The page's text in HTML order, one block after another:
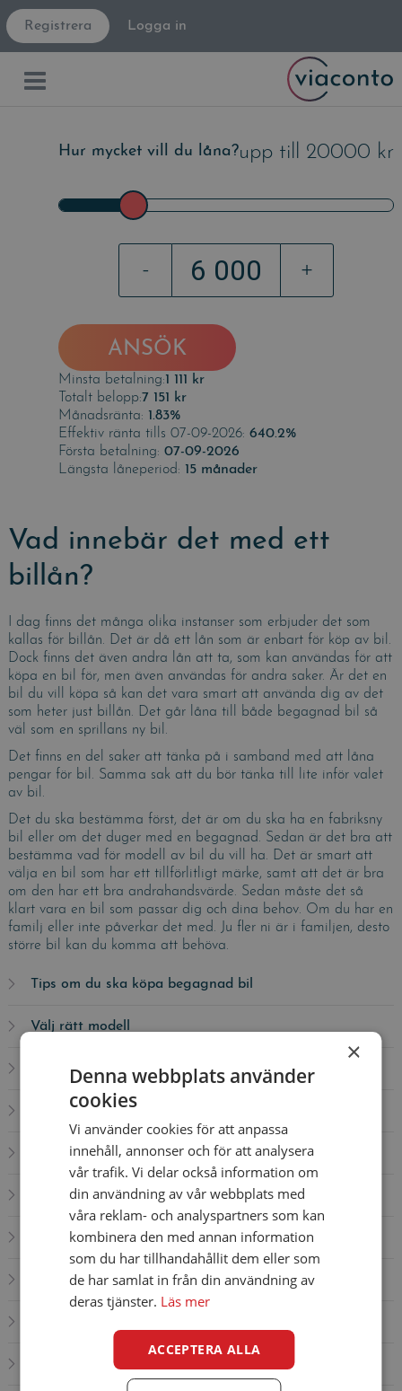
Registrera Logga in
Hur mycket vill du låna?upp till 20000 kr
- +
ANSÖK
Minsta betalning:1 111 kr
Totalt belopp:7 151 kr
Månadsränta: 1.83%
Effektiv ränta tills 07-09-2026:640.2%
Första betalning:07-09-2026
Längsta låneperiod: 15 månader
Vad innebär det med ett
billån?
I dag finns det många olika instanser som erbjuder det som
kallas för billån. Det är då ett lån som är enbart för köp av bil.
Dock finns det även andra lån att ta, som kan användas för att
köpa en bil för, men även användas för andra saker. Är det en
bil du vill köpa så kan det vara smart att använda dig av det
som heter just billån. Det går låna till både begagnad bil så
väl som en sprillans ny bil.
Det finns en del saker att tänka på i samband med att låna
pengar för bil. Samma sak att du bör tänka till lite inför valet
av bil.
Det du ska bestämma först, det är om du ska ha en fabriksny
bil eller om det duger med en begagnad. Sedan är det bra att
bestämma vad för modell av bil du vill ha. Det är smart att
välja en bil som har ett tillförlitligt märke, samt att det är bra
om den har ett bra andrahandsvärde. Sedan måste det så
klart vara en bil som passar dig och dina behov. Om du har en
familj eller inte påverkar det med. Ju fler ni är i familjen, desto
större bil kan du komma att behöva.
Tips om du ska köpa begagnad bil
Välj rätt modell
Skaffa överblick
Provkör
Privatköp eller bilhandlare?
Undersök bilen
Kolla dokumentationen
Undersök ägaren
Leverans av bil
×
Denna webbplats använder
cookies
Vi använder cookies för att anpassa
innehåll, annonser och för att analysera
vår trafik. Vi delar också information om
din användning av vår webbplats med
våra reklam- och analyspartners som kan
kombinera den med annan information
som du har tillhandahållit dem eller som
de har samlat in från din användning av
deras tjänster. Läs mer
ACCEPTERA ALLA